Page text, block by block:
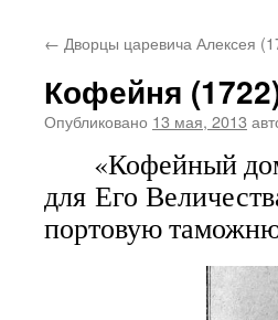
← Дворцы царевича Алексея
Кофейня
Опубликовано 13 мая, 2013
«Кофейный дом
для Его
портовую